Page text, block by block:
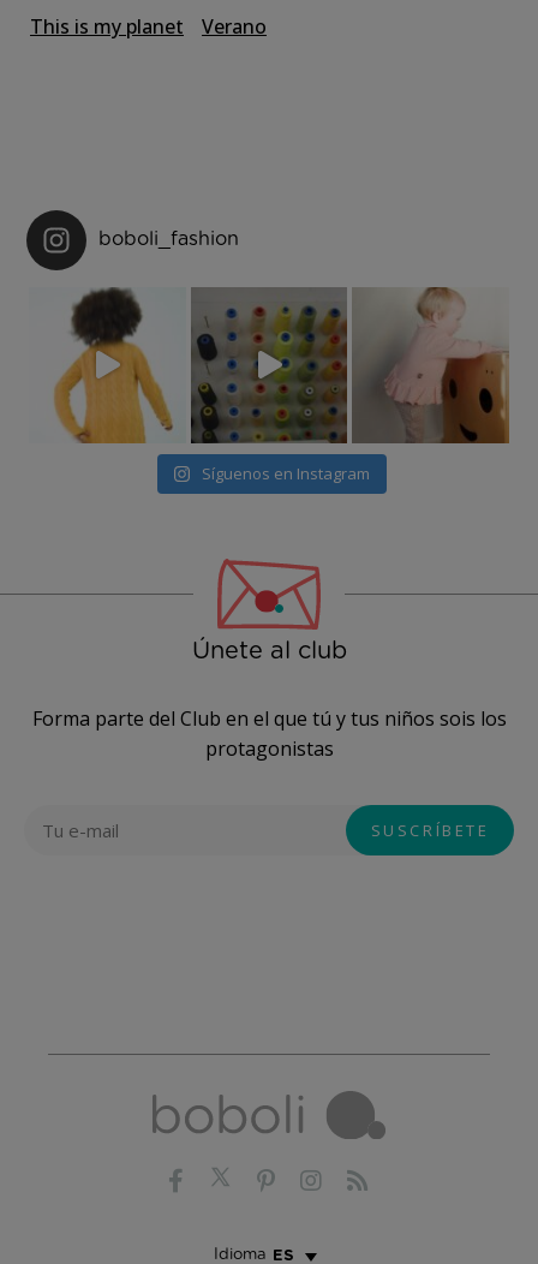
This is my planet
Verano
boboli_fashion
Síguenos en Instagram
Únete al club
Forma parte del Club en el que tú y tus niños sois los
protagonistas
Idioma ES